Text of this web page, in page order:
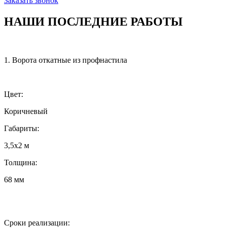
НАШИ ПОСЛЕДНИЕ РАБОТЫ
1. Ворота откатные из профнастила
Цвет:
Коричневый
Габариты:
3,5х2 м
Толщина:
68 мм
Сроки реализации: